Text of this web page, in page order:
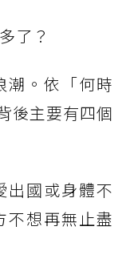
了？
潮。依「何時
後主要有四個
出國或身體不
不想再無止盡